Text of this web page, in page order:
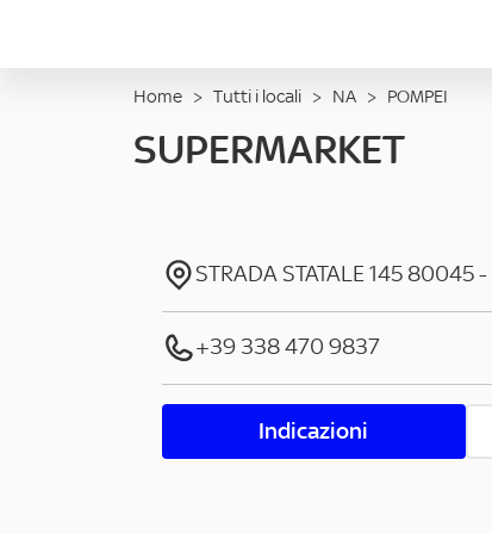
Home > Tutti i locali > NA > POMPEI
SUPERMARKET
STRADA STATALE 14580045-
+39 338 470 9837
Indicazioni